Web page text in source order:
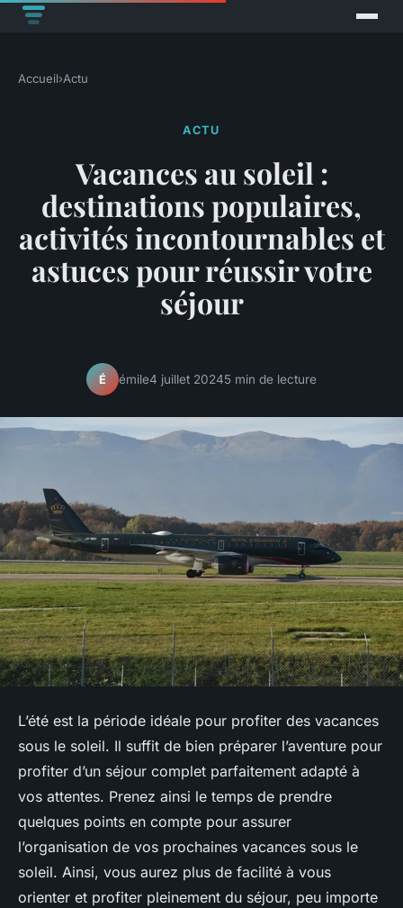
Accueil›Actu
ACTU
Vacances au soleil :
destinations populaires,
activités incontournables et
astuces pour réussir votre
séjour
É émile4 juillet 20245 min de lecture
L’été est la période idéale pour profiter des vacances
sous le soleil. Il suffit de bien préparer l’aventure pour
profiter d’un séjour complet parfaitement adapté à
vos attentes. Prenez ainsi le temps de prendre
quelques points en compte pour assurer
l’organisation de vos prochaines vacances sous le
soleil. Ainsi, vous aurez plus de facilité à vous
orienter et profiter pleinement du séjour, peu importe